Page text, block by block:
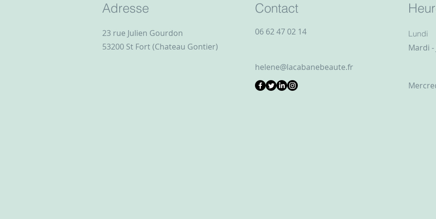
Adresse
23 rue Julien Gourdon
53200 St Fort (Chateau Gontier)
Contact
06 62 47 02 14 Lundi
Mardi -
helene@lacabanebeaute.fr